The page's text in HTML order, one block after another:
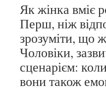
Як жінка вміє
Перш, ніж
зрозуміти, що
Чоловіки,
сценарієм:
вони також